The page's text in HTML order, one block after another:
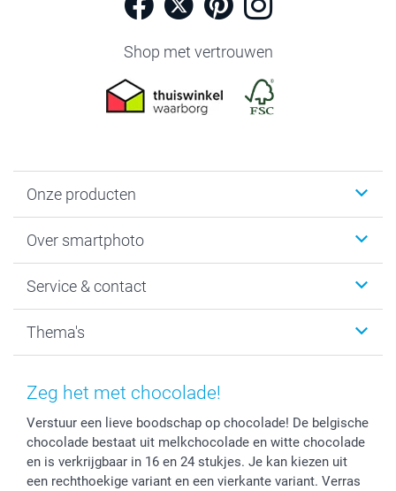
Shop met vertrouwen
Onze producten
Fotoboeken
Fotocadeaus
Kaarten
Over smartphoto
Vacatures
Bestelproces
Herroepingsrecht
Privacy
Cookiebeleid
Reviews
Prijslijst
Service & contact
Tevredenheidsgarantie
Mijn orderstatus
smartbonus
smartfriends
service@smartphoto.nl
Affiliate partnerprogramma
Thema's
Baby
Moederdag
Vaderdag
Huwelijk
Zeg het met chocolade!
Verstuur een lieve boodschap op chocolade! De belgische
chocolade bestaat uit melkchocolade en witte chocolade
en is verkrijgbaar in 16 en 24 stukjes. Je kan kiezen uit
een rechthoekige variant en een vierkante variant. Verras